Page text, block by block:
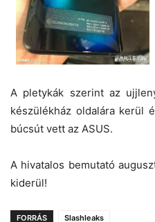
A pletykák szerint az
készülékház oldalára kerül
búcsút vett az ASUS.
A hivatalos bemutató
kiderül!
FORRÁS Slashleaks